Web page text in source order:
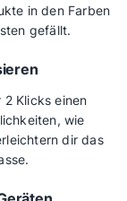
in den Farben
gefällt.
Klicks einen
wie
dir das